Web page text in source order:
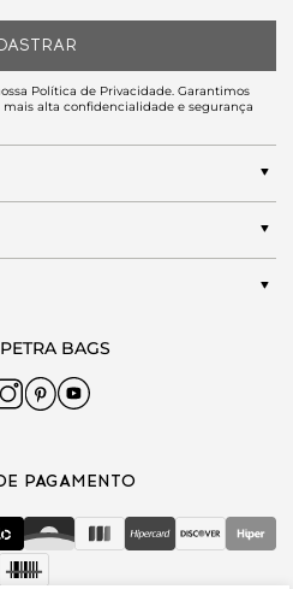
Política de Privacidade. Garantimos
alta confidencialidade e segurança